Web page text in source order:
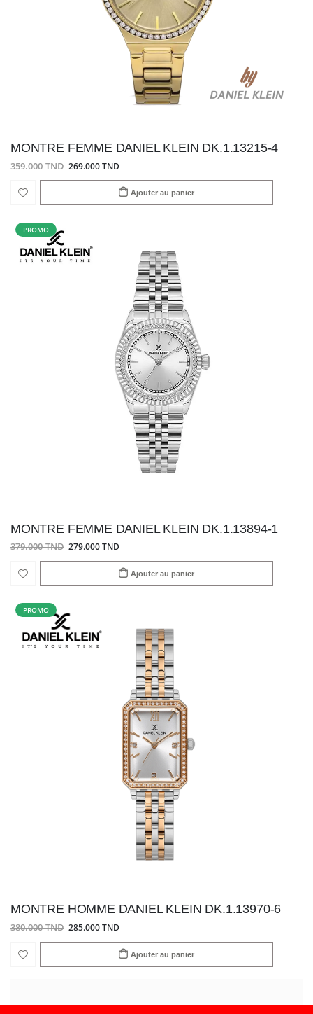
MONTRE FEMME DANIEL KLEIN DK.1.13215-4
359.000 TND 269.000 TND
Ajouter au panier
PROMO
MONTRE FEMME DANIEL KLEIN DK.1.13894-1
379.000 TND 279.000 TND
Ajouter au panier
PROMO
MONTRE HOMME DANIEL KLEIN DK.1.13970-6
380.000 TND 285.000 TND
Ajouter au panier